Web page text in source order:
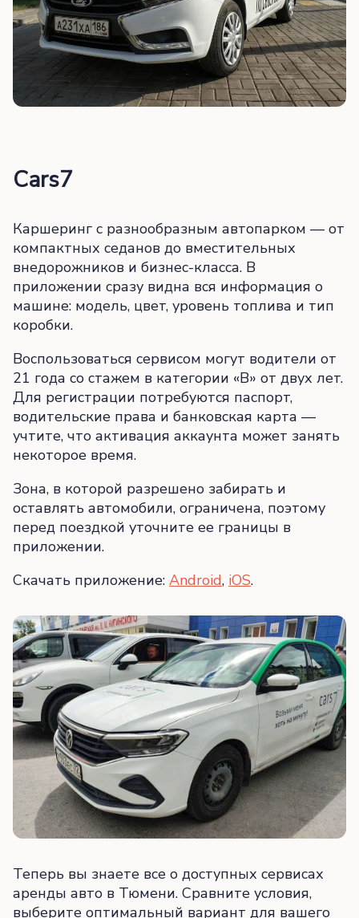
Cars7
Каршеринг с разнообразным автопарком — от
компактных седанов до вместительных
внедорожников и бизнес-класса. В
приложении сразу видна вся информация о
машине: модель, цвет, уровень топлива и тип
коробки.
Воспользоваться сервисом могут водители от
21 года со стажем в категории «B» от двух лет.
Для регистрации потребуются паспорт,
водительские права и банковская карта —
учтите, что активация аккаунта может занять
некоторое время.
Зона, в которой разрешено забирать и
оставлять автомобили, ограничена, поэтому
перед поездкой уточните ее границы в
приложении.
Скачать приложение: Android, iOS.
Теперь вы знаете все о доступных сервисах
аренды авто в Тюмени. Сравните условия,
выберите оптимальный вариант для вашего